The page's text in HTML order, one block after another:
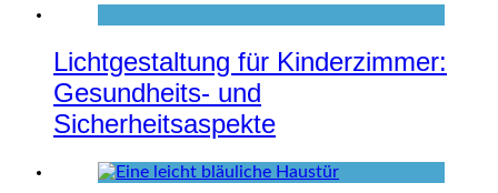
Lichtgestaltung für Kinderzimmer:
Gesundheits- und
Sicherheitsaspekte